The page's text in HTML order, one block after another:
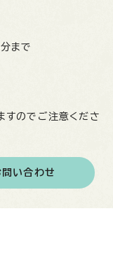
まで
すのでご注意くださ
問い合わせ